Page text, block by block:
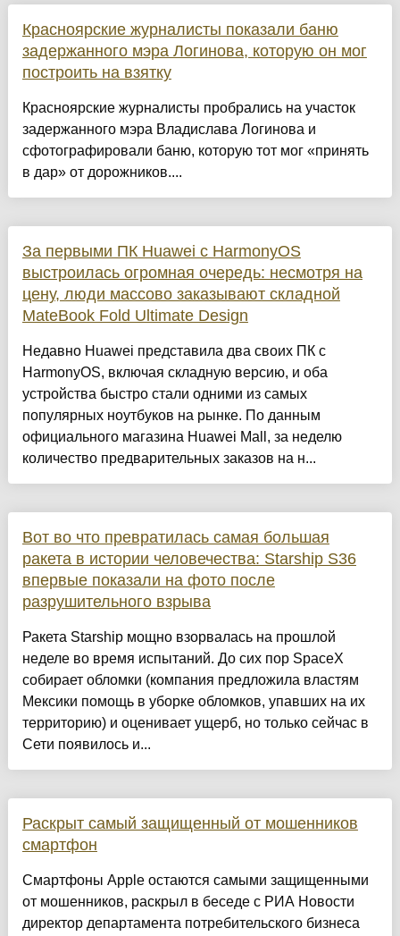
Красноярские журналисты показали баню
задержанного мэра Логинова, которую он мог
построить на взятку
Красноярские журналисты пробрались на участок
задержанного мэра Владислава Логинова и
сфотографировали баню, которую тот мог «принять
в дар» от дорожников....
За первыми ПК Huawei с HarmonyOS
выстроилась огромная очередь: несмотря на
цену, люди массово заказывают складной
MateBook Fold Ultimate Design
Недавно Huawei представила два своих ПК с
HarmonyOS, включая складную версию, и оба
устройства быстро стали одними из самых
популярных ноутбуков на рынке. По данным
официального магазина Huawei Mall, за неделю
количество предварительных заказов на н...
Вот во что превратилась самая большая
ракета в истории человечества: Starship S36
впервые показали на фото после
разрушительного взрыва
Ракета Starship мощно взорвалась на прошлой
неделе во время испытаний. До сих пор SpaceX
собирает обломки (компания предложила властям
Мексики помощь в уборке обломков, упавших на их
территорию) и оценивает ущерб, но только сейчас в
Сети появилось и...
Раскрыт самый защищенный от мошенников
смартфон
Смартфоны Apple остаются самыми защищенными
от мошенников, раскрыл в беседе с РИА Новости
директор департамента потребительского бизнеса